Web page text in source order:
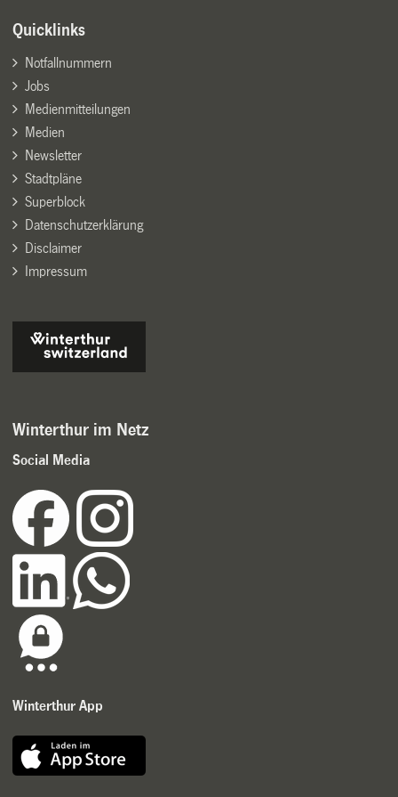
Quicklinks
Notfallnummern
Jobs
Medienmitteilungen
Medien
Newsletter
Stadtpläne
Superblock
Datenschutzerklärung
Disclaimer
Impressum
Winterthur im Netz
Social Media
Winterthur App